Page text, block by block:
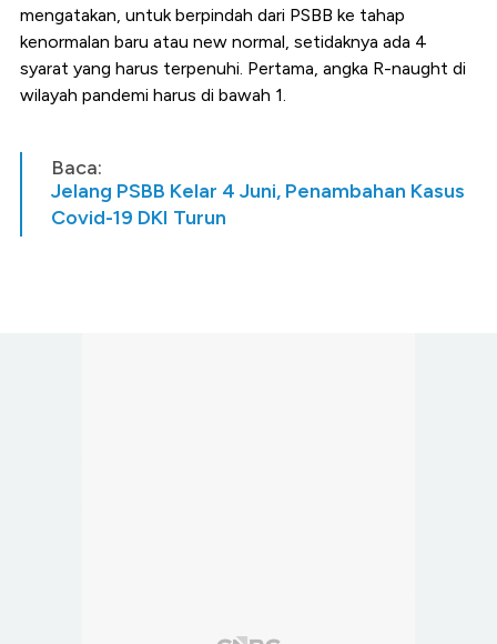
mengatakan, untuk berpindah dari PSBB ke tahap
kenormalan baru atau new normal, setidaknya ada 4
syarat yang harus terpenuhi. Pertama, angka R-naught di
wilayah pandemi harus di bawah 1.
Baca:
Jelang PSBB Kelar 4 Juni, Penambahan Kasus
Covid-19 DKI Turun